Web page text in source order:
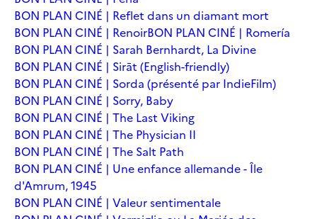
BON PLAN CINÉ | Reflet dans un diamant mort
BON PLAN CINÉ | RenoirBON PLAN CINÉ | Romería
BON PLAN CINÉ | Sarah Bernhardt, La Divine
BON PLAN CINÉ | Sirāt (English-friendly)
BON PLAN CINÉ | Sorda (présenté par IndieFilm)
BON PLAN CINÉ | Sorry, Baby
BON PLAN CINÉ | The Last Viking
BON PLAN CINÉ | The Physician II
BON PLAN CINÉ | The Salt Path
BON PLAN CINÉ | Une enfance allemande - Île
d'Amrum, 1945
BON PLAN CINÉ | Valeur sentimentale